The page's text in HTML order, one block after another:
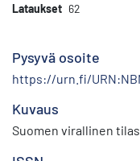
Lataukset 62
Pysyvä osoite
https://urn.fi/
Kuvaus
Suomen virallinen